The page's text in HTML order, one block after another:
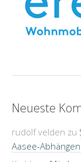
Neueste
rudolf velden zu
Aasee-